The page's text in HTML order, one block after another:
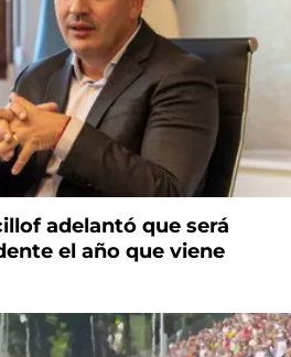
adelantó que será
el año que viene